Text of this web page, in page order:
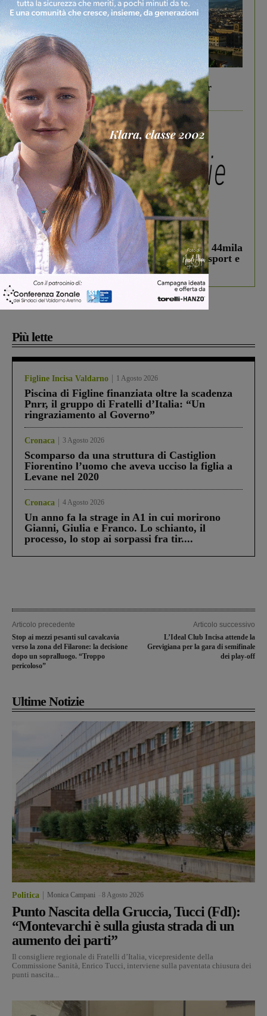
In vetrina 6 Agosto 2026
Gita di famiglia a Firenze: 5 idee per far
divertire i tuoi figli
In vetrina 3 Agosto 2026
Estra Notizie agosto: Smart Cities, oltre 44mila
studenti coinvolti, torna il bando per lo sport e
debutta il podcast Estrair
Più lette
Figline Incisa Valdarno 1 Agosto 2026
Piscina di Figline finanziata oltre la scadenza
Pnrr, il gruppo di Fratelli d’Italia: “Un
ringraziamento al Governo”
Cronaca 3 Agosto 2026
Scomparso da una struttura di Castiglion
Fiorentino l’uomo che aveva ucciso la figlia a
Levane nel 2020
Cronaca 4 Agosto 2026
Un anno fa la strage in A1 in cui morirono
Gianni, Giulia e Franco. Lo schianto, il
processo, lo stop ai sorpassi fra tir....
Articolo precedente
Stop ai mezzi pesanti sul cavalcavia
verso la zona del Filarone: la decisione
dopo un sopralluogo. “Troppo
pericoloso”
Articolo successivo
L’Ideal Club Incisa attende la
Grevigiana per la gara di semifinale
dei play-off
Ultime Notizie
Politica Monica Campani 8 Agosto 2026
Punto Nascita della Gruccia, Tucci (FdI):
“Montevarchi è sulla giusta strada di un
aumento dei parti”
Il consigliere regionale di Fratelli d’Italia, vicepresidente della
Commissione Sanità, Enrico Tucci, interviene sulla paventata chiusura dei
punti nascita...